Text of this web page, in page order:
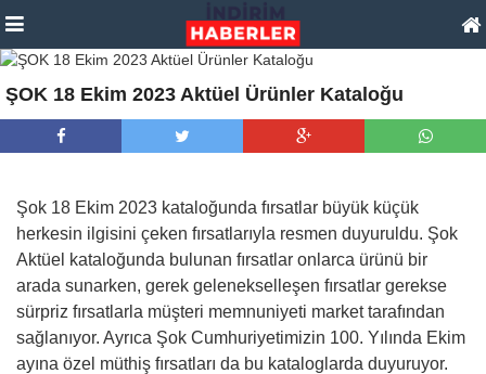
ŞOK 18 Ekim 2023 Aktüel Ürünler Kataloğu
Şok 18 Ekim 2023 kataloğunda fırsatlar büyük küçük
herkesin ilgisini çeken fırsatlarıyla resmen duyuruldu. Şok
Aktüel kataloğunda bulunan fırsatlar onlarca ürünü bir
arada sunarken, gerek gelenekselleşen fırsatlar gerekse
sürpriz fırsatlarla müşteri memnuniyeti market tarafından
sağlanıyor. Ayrıca Şok Cumhuriyetimizin 100. Yılında Ekim
ayına özel müthiş fırsatları da bu kataloglarda duyuruyor.